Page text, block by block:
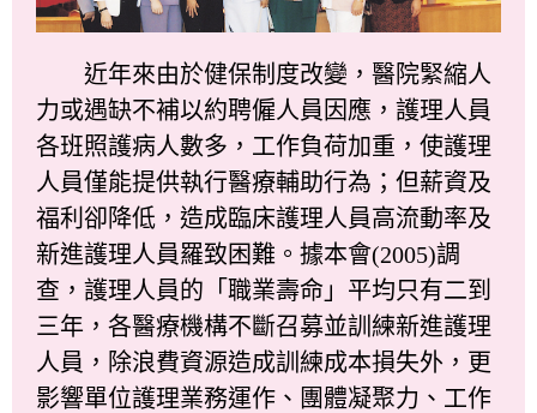
近年來由於健保制度改變，醫院緊縮人
力或遇缺不補以約聘僱人員因應，護理人員
各班照護病人數多，工作負荷加重，使護理
人員僅能提供執行醫療輔助行為；但薪資及
福利卻降低，造成臨床護理人員高流動率及
新進護理人員羅致困難。據本會(2005)調
查，護理人員的「職業壽命」平均只有二到
三年，各醫療機構不斷召募並訓練新進護理
人員，除浪費資源造成訓練成本損失外，更
影響單位護理業務運作、團體凝聚力、工作